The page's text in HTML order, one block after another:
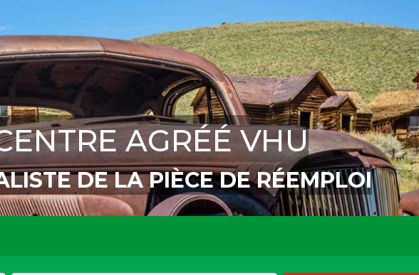
AGRÉÉ VHU
DE LA PIÈCE DE RÉEMPLOI